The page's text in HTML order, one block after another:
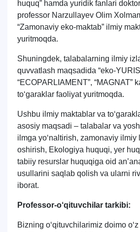
huquq” hamda yuridik fanlari
professor Narzullayev Olim
“Zamonaviy eko-maktab” ilmiy
yuritmoqda.
Shuningdek, talabalarning ilmiy
quvvatlash maqsadida “eko-
“ECOPARLIAMENT”, “MAGNAT”
to‘garaklar faoliyat yuritmoqda.
Ushbu ilmiy maktablar va
asosiy maqsadi – talabalar va
ilmga yo‘naltirish, zamonaviy
oshirish, Ekologiya huquqi, yer
tabiiy resurslar huquqiga oid
usullarini saqlab qolish va ularni
iborat.
Professor-o‘qituvchilar tarkibi:
Bizning o‘qituvchilarimiz doimo